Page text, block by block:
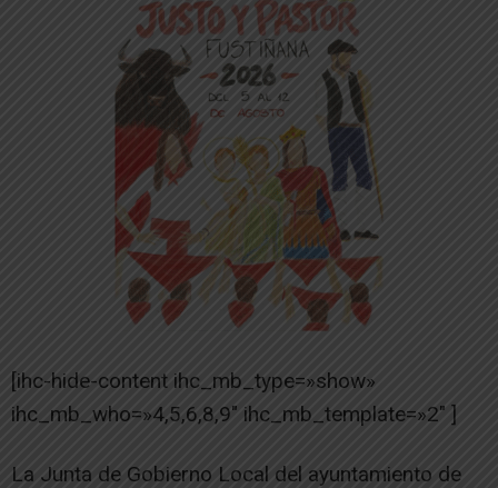
[ihc-hide-content ihc_mb_type=»show»
ihc_mb_who=»4,5,6,8,9″ ihc_mb_template=»2″ ]
La Junta de Gobierno Local del ayuntamiento de